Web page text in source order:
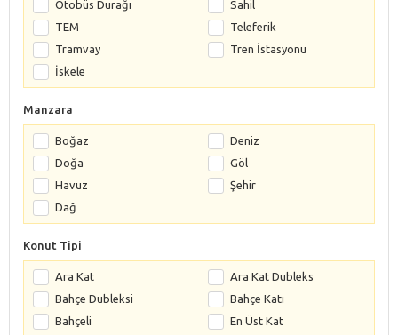
Otobüs Durağı
Sahil
TEM
Teleferik
Tramvay
Tren İstasyonu
İskele
Manzara
Boğaz
Deniz
Doğa
Göl
Havuz
Şehir
Dağ
Konut Tipi
Ara Kat
Ara Kat Dubleks
Bahçe Dubleksi
Bahçe Katı
Bahçeli
En Üst Kat